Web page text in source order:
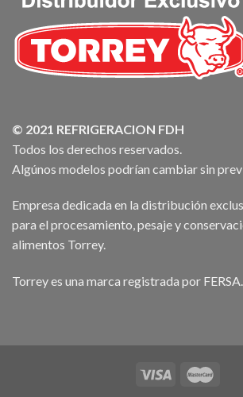
© 2021 REFRIGERACION FDH
Todos los derechos reservados.
Algúnos modelos podrían cambiar sin
Empresa dedicada en la distribución
para el procesamiento, pesaje y
alimentos Torrey.
Torrey es una marca registrada por FERSA.